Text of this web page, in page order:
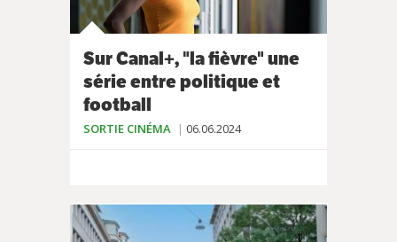
Sur Canal+, "la fièvre" une
série entre politique et
football
SORTIE CINÉMA 06.06.2024